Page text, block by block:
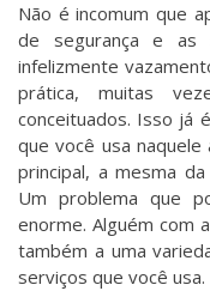
Não é incomum que
de segurança e as
infelizmente
prática, muitas
conceituados. Isso já
que você usa
principal, a mesma
Um problema que
enorme. Alguém com
também a uma
serviços que você usa.